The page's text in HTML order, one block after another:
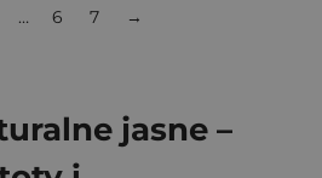
… 6 7 →
jasne –